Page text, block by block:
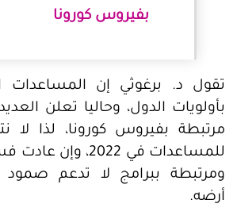
بفيروس كورونا
تقول د. برغوثي إن المساعدات
بأولويات الدول، وحاليا تعلن
مرتبطة بفيروس كورونا، لذا لا
للمساعدات في
ومرتبطة ببرامج لا تدعم
أرضه.